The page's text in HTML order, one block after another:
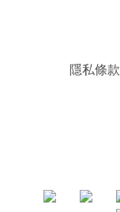
隱私條款